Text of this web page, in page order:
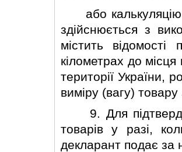
або калькуляцiю
здiйснюється з
мiстить вiдомостi
кiлометрах до мiсця
територiї України,
вимiру (вагу)
9. Для
товарiв у разi,
декларант подає за